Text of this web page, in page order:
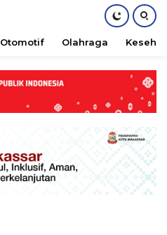
Otomotif Olahraga